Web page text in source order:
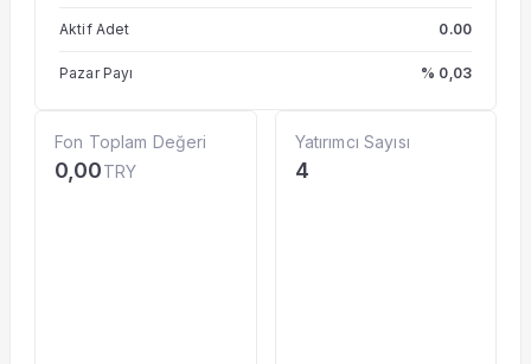
Aktif Adet 0.00
Pazar Payı % 0,03
Fon Toplam Değeri
0,00TRY
Yatırımcı Sayısı
4